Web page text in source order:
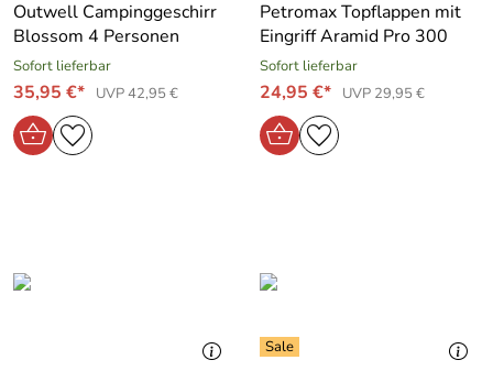
Outwell Campinggeschirr
Blossom 4 Personen
Sofort lieferbar
35,95 €* UVP 42,95 €
Petromax Topflappen mit
Eingriff Aramid Pro 300
Sofort lieferbar
24,95 €* UVP 29,95 €